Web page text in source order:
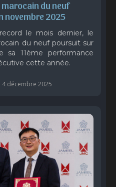
du neuf
novembre 2025
le mois dernier, le
du neuf poursuit sur
sa 11ème performance
cette année.
4 décembre 2025